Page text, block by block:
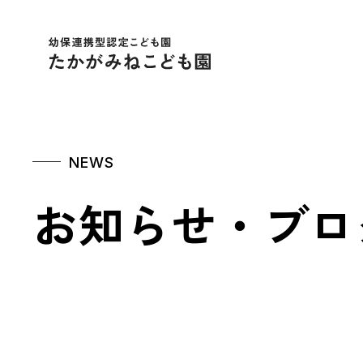
幼保連携型認定こど
NEWS
お知らせ・ブ